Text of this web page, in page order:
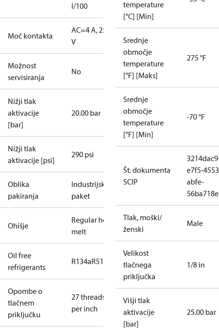
I/100
Moč kontakta
AC=4 A, 250
V
Možnost
servisiranja
No
Nižji tlak
aktivacije
[bar]
20.00 bar
Nižji tlak
aktivacije [psi]
290 psi
Oblika
pakiranja
Industrijski
paket
Ohišje
Regular hot-
melt
Oil free
refrigerants
R134aR513A
Opombe o
tlačnem
priključku
27 threads
per inch
temperature
[°C] [Min]
Srednje
območje
temperature
[°F] [Maks]
275 °F
Srednje
območje
temperature
[°F] [Min]
-70 °F
Št. dokumenta
SCIP
e7f5-
abfe-
Tlak, moški/
ženski
Male
Velikost
tlačnega
priključka
1/8 in
Višji tlak
aktivacije
[bar]
25.00 bar